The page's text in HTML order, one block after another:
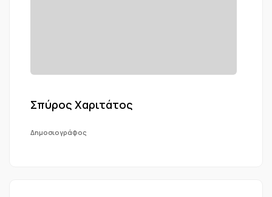
Σπύρος Χαριτάτος
Δημοσιογράφος